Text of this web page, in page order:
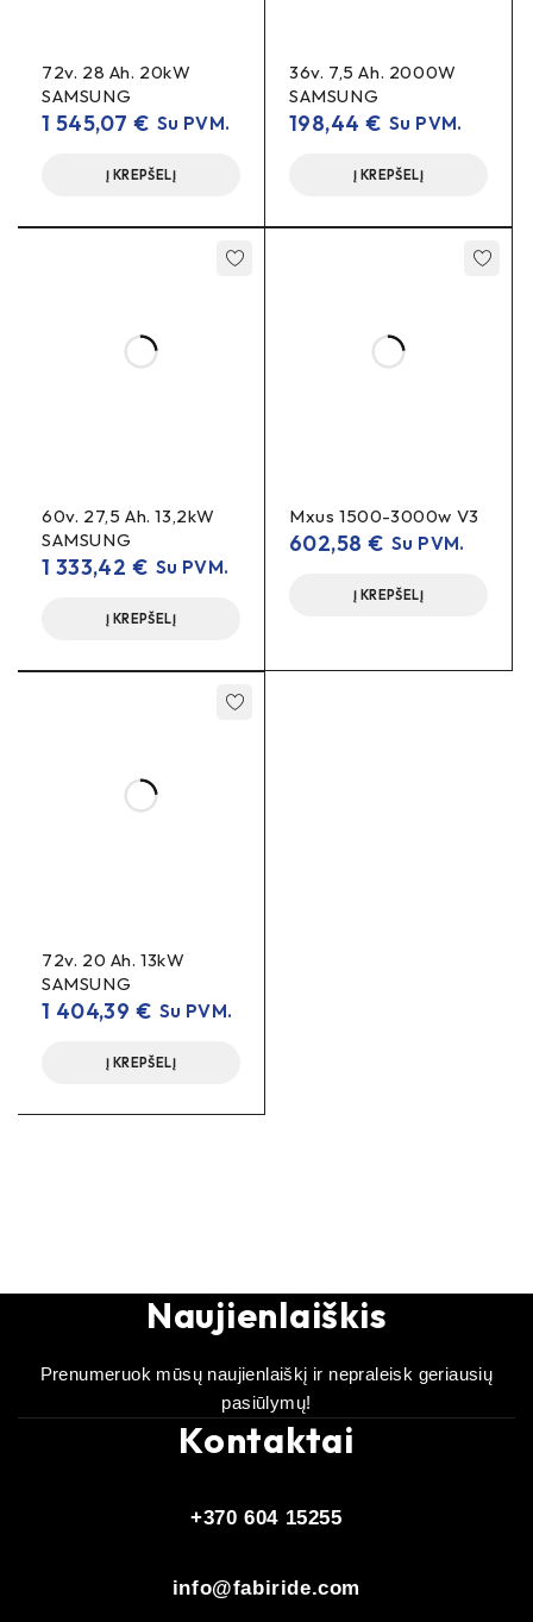
72v. 28 Ah. 20kW
SAMSUNG
1 545,07 € Su PVM.
Į KREPŠELĮ
36v. 7,5 Ah. 2000W
SAMSUNG
198,44 € Su PVM.
Į KREPŠELĮ
60v. 27,5 Ah. 13,2kW
SAMSUNG
1 333,42 € Su PVM.
Į KREPŠELĮ
Mxus 1500-3000w V3
602,58 € Su PVM.
Į KREPŠELĮ
72v. 20 Ah. 13kW
SAMSUNG
1 404,39 € Su PVM.
Į KREPŠELĮ
Naujienlaiškis
Prenumeruok mūsų naujienlaiškį ir nepraleisk geriausių
pasiūlymų!
Kontaktai
+370 604 15255
info@fabiride.com